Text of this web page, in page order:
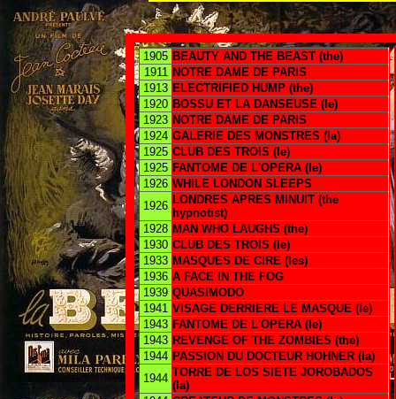
1905 BEAUTY AND THE BEAST (the)
1911 NOTRE DAME DE PARIS
1913 ELECTRIFIED HUMP (the)
1920 BOSSU ET LA DANSEUSE (le)
1923 NOTRE DAME DE PARIS
1924 GALERIE DES MONSTRES (la)
1925 CLUB DES TROIS (le)
1925 FANTOME DE L'OPERA (le)
1926 WHILE LONDON SLEEPS
1926 LONDRES APRES MINUIT (the
hypnotist)
1928 MAN WHO LAUGHS (the)
1930 CLUB DES TROIS (le)
1933 MASQUES DE CIRE (les)
1936 A FACE IN THE FOG
1939 QUASIMODO
1941 VISAGE DERRIERE LE MASQUE (le)
1943 FANTOME DE L'OPERA (le)
1943 REVENGE OF THE ZOMBIES (the)
1944 PASSION DU DOCTEUR HOHNER (la)
1944 TORRE DE LOS SIETE JOROBADOS
(la)